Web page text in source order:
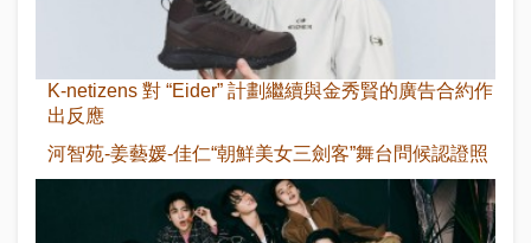
K-netizens 對 “Eider” 計劃繼續與金秀賢的廣告合約作
出反應
河智苑-姜藝媛-佳仁“朝鮮美女三劍客”舞台問候認證照